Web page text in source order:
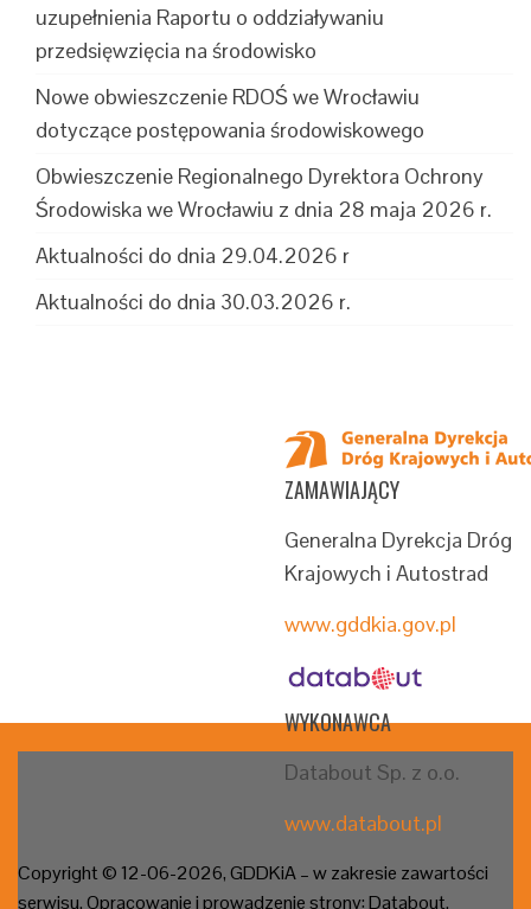
uzupełnienia Raportu o oddziaływaniu
przedsięwzięcia na środowisko
Nowe obwieszczenie RDOŚ we Wrocławiu
dotyczące postępowania środowiskowego
Obwieszczenie Regionalnego Dyrektora Ochrony
Środowiska we Wrocławiu z dnia 28 maja 2026 r.
Aktualności do dnia 29.04.2026 r
Aktualności do dnia 30.03.2026 r.
ZAMAWIAJĄCY
Generalna Dyrekcja Dróg
Krajowych i Autostrad
www.gddkia.gov.pl
WYKONAWCA
Databout Sp. z o.o.
www.databout.pl
Copyright © 12-06-2026, GDDKiA – w zakresie zawartości
serwisu. Opracowanie i prowadzenie strony: Databout.